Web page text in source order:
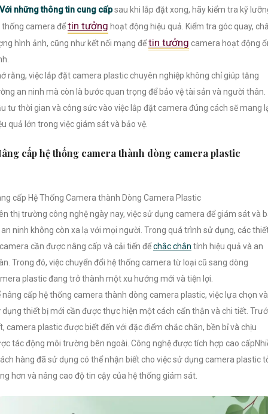
Với những thông tin cung cấpsau khi lắp đặt xong, hãy kiểm tra kỹ
thống camera đểtin tưởng hoạt động hiệu quả. Kiểm tra góc quay,
hình ảnh, cũng như kết nối mạng đểtin tưởng camera hoạt động
rằng, việc lắp đặt camera plastic chuyên nghiệp không chỉ giúp tăng
an ninh mà còn là bước quan trọng để bảo vệ tài sản và người thân.
tư thời gian và công sức vào việc lắp đặt camera đúng cách sẽ mang
quả lớn trong việc giám sát và bảo vệ.
cấp hệ thống camera thành dòng camera plastic
cấp Hệ Thống Camera thành Dòng Camera Plastic
thị trường công nghệ ngày nay, việc sử dụng camera để giám sát và
an ninh không còn xa lạ với mọi người. Trong quá trình sử dụng, các
cần được nâng cấp và cải tiến đểchắc chắn tính hiệu quả và an
Trong đó, việc chuyển đổi hệ thống camera từ loại cũ sang dòng
plastic đang trở thành một xu hướng mới và tiện lợi.
nâng cấp hệ thống camera thành dòng camera plastic, việc lựa chọn và
dụng thiết bị mới cần được thực hiện một cách cẩn thận và chi tiết.
camera plastic được biết đến với đặc điểm chắc chắn, bền bỉ và chịu
tác động môi trường bên ngoài. Công nghệ được tích hợp cao
hàng đã sử dụng có thể nhận biết cho việc sử dụng camera plastic
hơn và nâng cao độ tin cậy của hệ thống giám sát.